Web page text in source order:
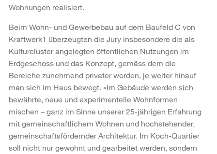
Wohnungen realisiert.
Beim Wohn- und Gewerbebau auf dem Baufeld C von
Kraftwerk1 überzeugten die Jury insbesondere die als
Kulturcluster angelegten öffentlichen Nutzungen im
Erdgeschoss und das Konzept, gemäss dem die
Bereiche zunehmend privater werden, je weiter hinauf
man sich im Haus bewegt. «Im Gebäude werden sich
bewährte, neue und experimentelle Wohnformen
mischen – ganz im Sinne unserer 25-jährigen Erfahrung
mit gemeinschaftlichem Wohnen und hochstehender,
gemeinschaftsfördernder Architektur. Im Koch-Quartier
soll nicht nur gewohnt und gearbeitet werden, sondern